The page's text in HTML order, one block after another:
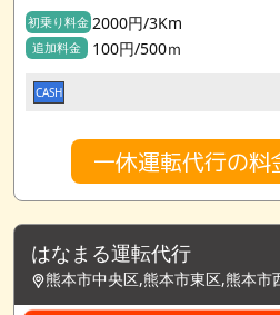
初乗り料金 2000円/3Km
追加料金 100円/500ｍ
CASH
一休運転代行の料
はなまる運転代行
熊本市中央区,熊本市東区,熊本市